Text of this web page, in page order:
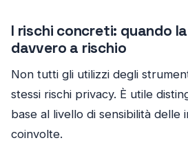
I rischi concreti: quando
davvero a rischio
Non tutti gli utilizzi degli
stessi rischi privacy. È utile
base al livello di sensibilità delle
coinvolte.